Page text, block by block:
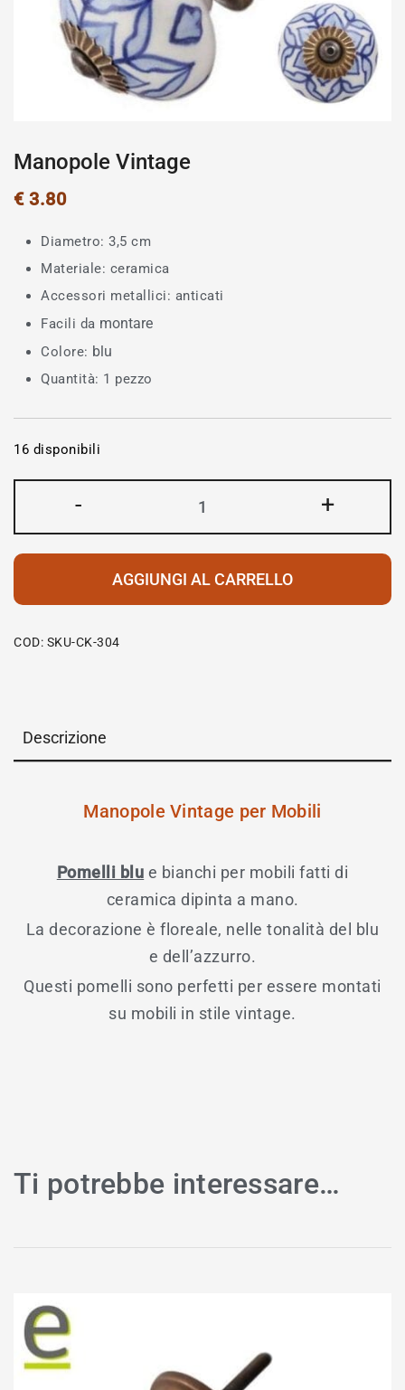
Manopole Vintage
€3.80
Diametro: 3,5 cm
Materiale: ceramica
Accessori metallici: anticati
Facili da montare
Colore: blu
Quantità: 1 pezzo
16 disponibili
- +
AGGIUNGI AL CARRELLO
COD: SKU-CK-304
Descrizione
Manopole Vintage per Mobili
Pomelli blu e bianchi per mobili fatti di
ceramica dipinta a mano.
La decorazione è floreale, nelle tonalità del blu
e dell’azzurro.
Questi pomelli sono perfetti per essere montati
su mobili in stile vintage.
Ti potrebbe interessare…